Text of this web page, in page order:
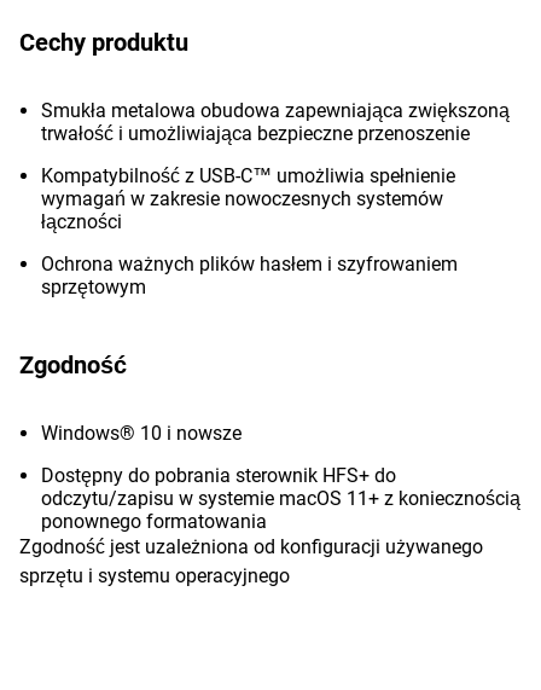
Cechy produktu
Smukła metalowa obudowa zapewniająca zwiększoną
trwałość i umożliwiająca bezpieczne przenoszenie
Kompatybilność z USB-C™ umożliwia spełnienie
wymagań w zakresie nowoczesnych systemów
łączności
Ochrona ważnych plików hasłem i szyfrowaniem
sprzętowym
Zgodność
Windows® 10 i nowsze
Dostępny do pobrania sterownik HFS+ do
odczytu/zapisu w systemie macOS 11+ z koniecznością
ponownego formatowania
Zgodność jest uzależniona od konfiguracji używanego
sprzętu i systemu operacyjnego